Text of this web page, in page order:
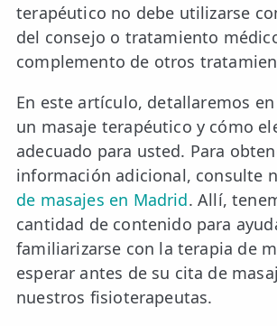
🦴 Osteopatía
🫶 Suelo Pélvico
💆 Masajes Madrid
🏅 Fisioterapia Deportiva
🧠 Fisioterapia Neurológica
🧍 Fisioterapia Vestibular
🫁 Fisioterapia Respiratoria
👶 Fisioterapia Pediátrica
terapéutico no debe utilizarse
del consejo o tratamiento
complemento de otros
En este artículo, detallaremos
un masaje terapéutico y cómo
adecuado para usted. Para
información adicional, consulte
de masajes en Madrid. Allí,
cantidad de contenido para
familiarizarse con la terapia de
esperar antes de su cita de
nuestros fisioterapeutas.